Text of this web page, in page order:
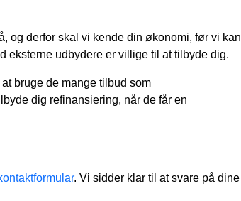
og derfor skal vi kende din økonomi, før vi kan
eksterne udbydere er villige til at tilbyde dig.
bruge de mange tilbud som
dig refinansiering, når de får en
. Vi sidder klar til at svare på dine